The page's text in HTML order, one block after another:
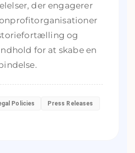
der engagerer
og
for at skabe en
Policies
Press Releases